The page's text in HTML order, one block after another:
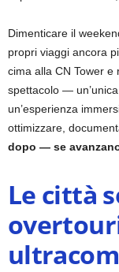
Dimenticare il
propri viaggi ancora
cima alla CN Tower
spettacolo —
un’esperienza
ottimizzare,
dopo — se
Le città